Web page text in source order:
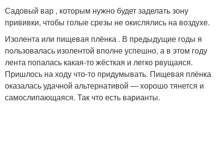
Садовый вар , которым нужно будет заделать зону
прививки, чтобы голые срезы не окислялись на воздухе.
Изолента или пищевая плёнка . В предыдущие годы я
пользовалась изолентой вполне успешно, а в этом году
лента попалась какая-то жёсткая и легко рвущаяся.
Пришлось на ходу что-то придумывать. Пищевая плёнка
оказалась удачной альтернативой — хорошо тянется и
самослипающаяся. Так что есть варианты.